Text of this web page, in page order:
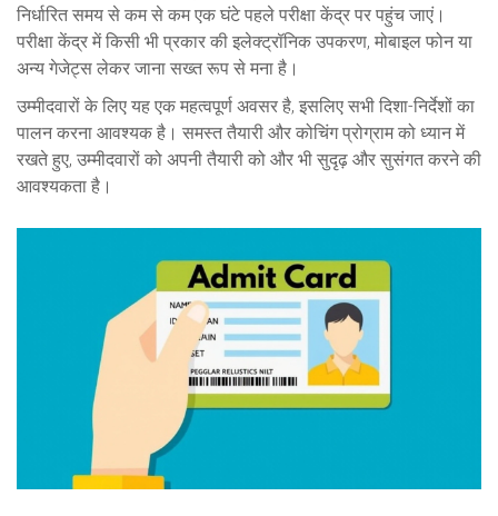
निर्धारित समय से कम से कम एक घंटे पहले परीक्षा केंद्र पर पहुंच जाएं।
परीक्षा केंद्र में किसी भी प्रकार की इलेक्ट्रॉनिक उपकरण, मोबाइल फोन या
अन्य गेजेट्स लेकर जाना सख्त रूप से मना है।
उम्मीदवारों के लिए यह एक महत्वपूर्ण अवसर है, इसलिए सभी दिशा-निर्देशों का
पालन करना आवश्यक है। समस्त तैयारी और कोचिंग प्रोग्राम को ध्यान में
रखते हुए, उम्मीदवारों को अपनी तैयारी को और भी सुदृढ़ और सुसंगत करने की
आवश्यकता है।